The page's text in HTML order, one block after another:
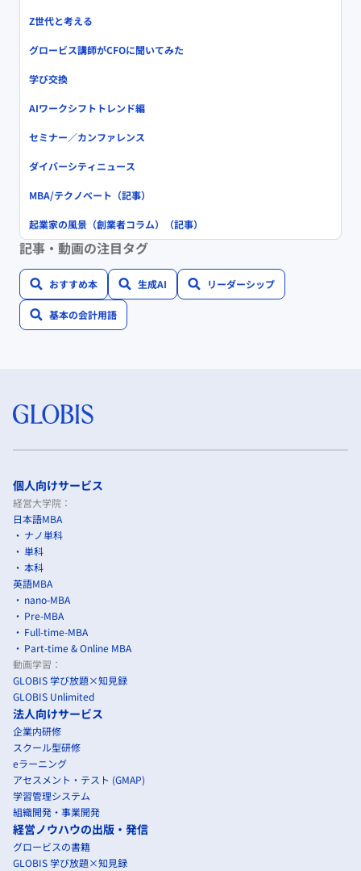
Z世代と考える
グロービス講師がCFOに聞いてみた
学び交換
AIワークシフトトレンド編
セミナー／カンファレンス
ダイバーシティニュース
MBA/テクノベート（記事）
起業家の風景（創業者コラム）（記事）
記事・動画の注目タグ
おすすめ本 生成AI リーダーシップ
基本の会計用語
個人向けサービス
経営大学院：
日本語MBA
ナノ単科
単科
本科
英語MBA
nano-MBA
Pre-MBA
Full-time-MBA
Part-time & Online MBA
動画学習：
GLOBIS 学び放題×知見録
GLOBIS Unlimited
法人向けサービス
企業内研修
スクール型研修
eラーニング
アセスメント・テスト (GMAP)
学習管理システム
組織開発・事業開発
経営ノウハウの出版・発信
グロービスの書籍
GLOBIS 学び放題×知見録